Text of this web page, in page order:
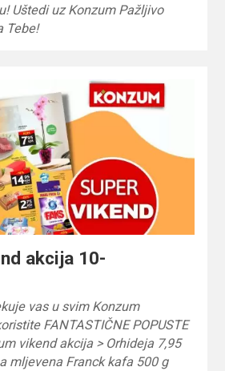
Uštedi uz Konzum Pažljivo
Tebe!
akcija 10-
vas u svim Konzum
FANTASTIČNE POPUSTE
vikend akcija > Orhideja 7,95
mljevena Franck kafa 500 g